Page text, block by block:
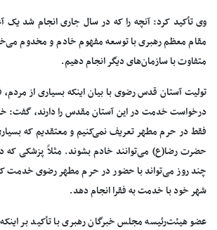
وی تأکید کرد: آنچه را که در سال جاری انجام شد یک
مقام معظم رهبری با توسعه مفهوم خادم و مخدوم
متفاوت با سازمان‌های دیگر انجام دهیم.
تولیت آستان قدس رضوی با بیان اینکه بسیاری از
درخواست خدمت در این آستان مقدس را دارند، گفت:
فقط در حرم مطهر تعریف نمی‌کنیم و معتقدیم که
حضرت رضا(ع) می‌توانند خادم بشوند. مثلاً پزشکی که
چند روز می‌تواند با حضور در حرم مطهر رضوی خدمت
شهر خود با خدمت به فقرا انجام دهد.
عضو هیئت‌رئیسه مجلس خبرگان رهبری با تأکید بر